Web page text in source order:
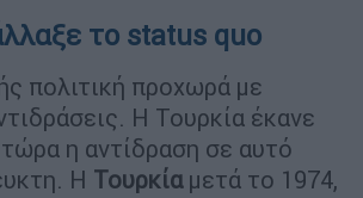
το status quo
πολιτική προχωρά με
Η Τουρκία έκανε
η αντίδραση σε αυτό
Η Τουρκία μετά το 1974,